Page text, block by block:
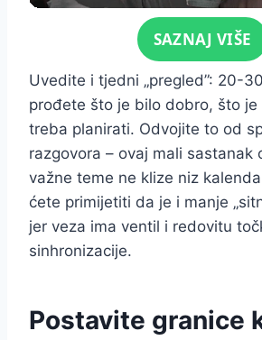
Click for soundSAZNAJ VIŠE
Uvedite i tjedni „pregled”: 20-
prođete što je bilo dobro, što je
treba planirati. Odvojite to od
razgovora – ovaj mali sastanak
važne teme ne klize niz
ćete primijetiti da je i manje
jer veza ima ventil i redovitu
sinhronizacije.
Postavite granice